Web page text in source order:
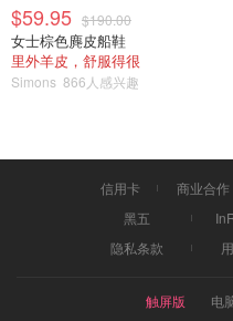
百种，每个游戏时长也很短
种迷你小游戏非常有新奇感
设计了这个类别，可以专门
会，越玩越上头，给大家
这款游戏的朋友，好多都
$59.95 $190.00
女士棕色麂皮船鞋
里外羊皮，舒服得很
Simons 866人感兴趣
信用卡 商业合作
黑五
隐私条款
触屏版 电